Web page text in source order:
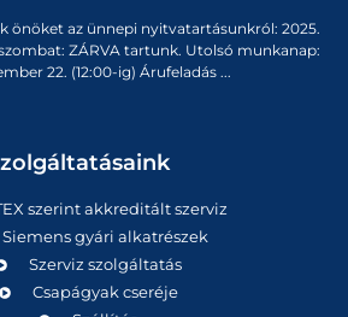
önöket az ünnepi nyitvatartásunkról: 2025.
ZÁRVA tartunk. Utolsó munkanap:
22. (12:00-ig) Árufeladás ...
szerint akkreditált szerviz
Siemens gyári alkatrészek
Szerviz szolgáltatás
Csapágyak cseréje